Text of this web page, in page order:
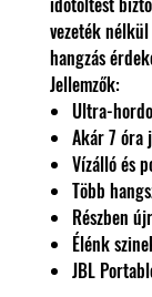
vezeték
hangzás
Jellemzők:
Ultra-
Akár 7 óra
Vízálló és
Több
Részben
Élénk
JBL